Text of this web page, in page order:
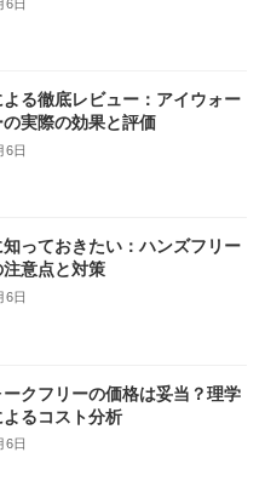
6日
る徹底レビュー：アイウォー
実際の効果と評価
6日
っておきたい：ハンズフリー
意点と対策
6日
ークフリーの価格は妥当？理学
るコスト分析
6日